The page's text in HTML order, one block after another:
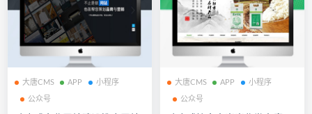
大唐CMS APP 小程序
公众号
大唐CMS APP 小程序
公众号